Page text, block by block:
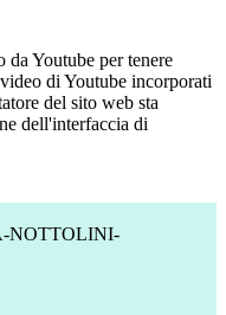
da Youtube per tenere
di Youtube incorporati
del sito web sta
dell'interfaccia di
NOTTOLINI-